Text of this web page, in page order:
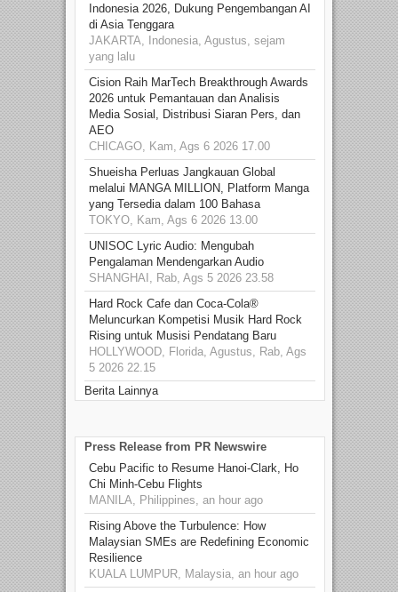
Indonesia 2026, Dukung Pengembangan AI
di Asia Tenggara
JAKARTA, Indonesia, Agustus, sejam
yang lalu
Cision Raih MarTech Breakthrough Awards
2026 untuk Pemantauan dan Analisis
Media Sosial, Distribusi Siaran Pers, dan
AEO
CHICAGO, Kam, Ags 6 2026 17.00
Shueisha Perluas Jangkauan Global
melalui MANGA MILLION, Platform Manga
yang Tersedia dalam 100 Bahasa
TOKYO, Kam, Ags 6 2026 13.00
UNISOC Lyric Audio: Mengubah
Pengalaman Mendengarkan Audio
SHANGHAI, Rab, Ags 5 2026 23.58
Hard Rock Cafe dan Coca-Cola®
Meluncurkan Kompetisi Musik Hard Rock
Rising untuk Musisi Pendatang Baru
HOLLYWOOD, Florida, Agustus, Rab, Ags
5 2026 22.15
Berita Lainnya
Press Release from PR Newswire
Cebu Pacific to Resume Hanoi-Clark, Ho
Chi Minh-Cebu Flights
MANILA, Philippines, an hour ago
Rising Above the Turbulence: How
Malaysian SMEs are Redefining Economic
Resilience
KUALA LUMPUR, Malaysia, an hour ago